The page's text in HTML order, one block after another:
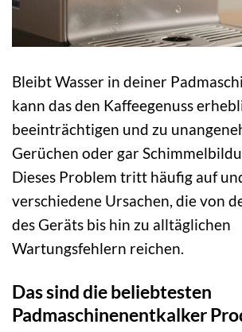
Bleibt Wasser in deiner
kann das den Kaffeegenuss
beeinträchtigen und zu
Gerüchen oder gar
Dieses Problem tritt häufig auf
verschiedene Ursachen, die von
des Geräts bis hin zu alltäglichen
Wartungsfehlern reichen.
Das sind die beliebtesten
Padmaschinenentkalker